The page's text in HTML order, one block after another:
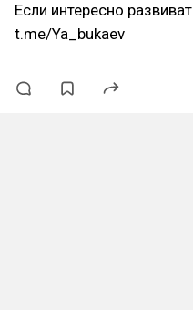
Если интересно
t.me/Ya_bukaev